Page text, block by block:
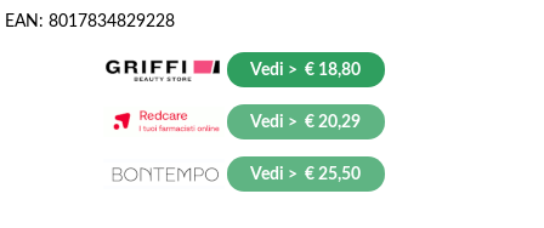
EAN: 8017834829228
Vedi > € 18,80
Vedi > € 20,29
Vedi > € 25,50